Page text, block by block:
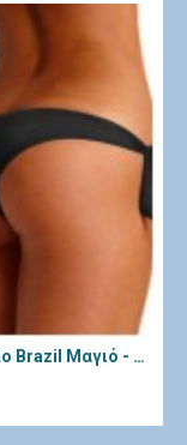
Γυναικείο Brazil Μαγιό - Katia Μαύρο 11334-Black